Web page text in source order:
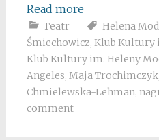
Read more
Teatr Helena
Śmiechowicz, Klub Kultury
Klub Kultury im. Heleny
Angeles, Maja Trochimczyk,
Chmielewska-Lehman,
comment